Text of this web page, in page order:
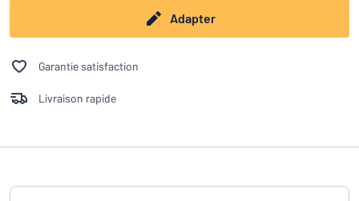
Adapter
Garantie satisfaction
Livraison rapide